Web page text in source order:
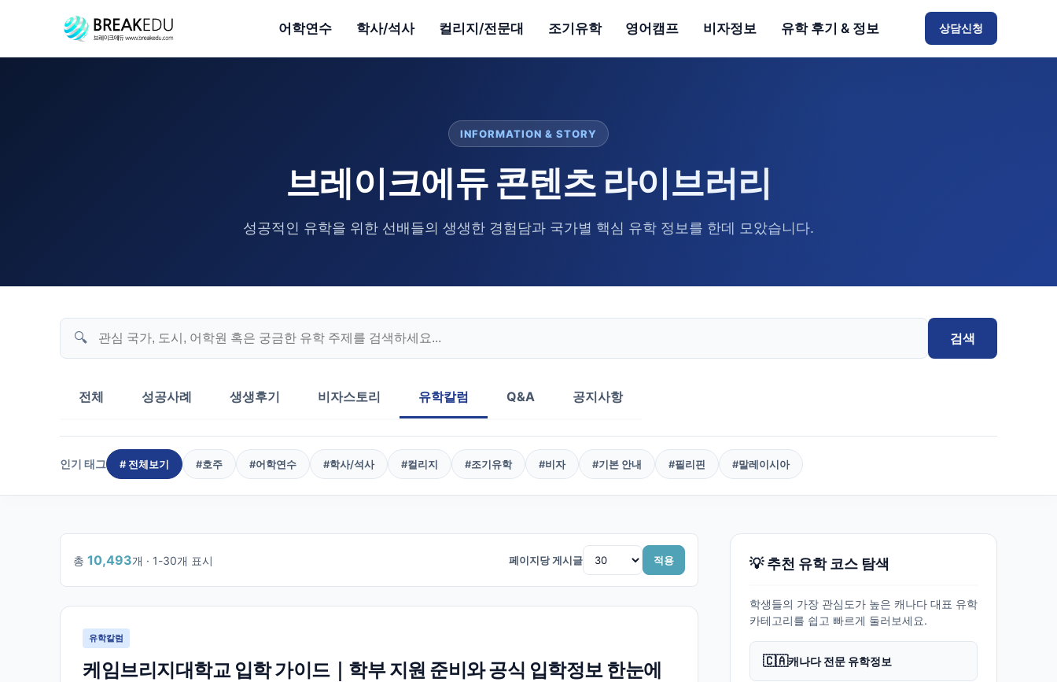
어학연수 학사/석사 컬리지/전문대 조기유학 영어캠프 비자정보 유학 후기 & 정보 상담신청
INFORMATION & STORY
브레이크에듀 콘텐츠 라이브러리
성공적인 유학을 위한 선배들의 생생한 경험담과 국가별 핵심 유학 정보를 한데 모았습니다.
🔍 검색
전체 성공사례 생생후기 비자스토리 유학칼럼 Q&A 공지사항
인기 태그 # 전체보기 #호주 #어학연수 #학사/석사 #컬리지 #조기유학 #비자 #기본 안내 #필리핀 #말레이시아
총 10,493개 · 1-30개 표시 페이지당 게시글 적용
1/350
유학칼럼
케임브리지대학교 입학 가이드｜학부 지원 준비와 공식 입학정보 한눈에
💡 추천 유학 코스 탐색
학생들의 가장 관심도가 높은 캐나다 대표 유학
카테고리를 쉽고 빠르게 둘러보세요.
🇨🇦캐나다 전문 유학정보